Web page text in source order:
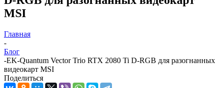
MSI
Главная
-
Блог
-EK-Quantum Vector Trio RTX 2080 Ti D-RGB для разогнанных
видеокарт MSI
Поделиться